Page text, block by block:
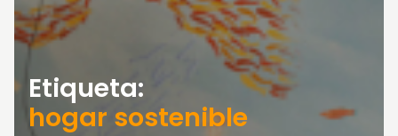
Etiqueta:
hogar sostenible